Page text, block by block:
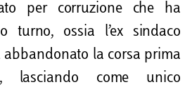
per corruzione che ha
turno, ossia l’ex sindaco
abbandonato la corsa prima
lasciando come unico